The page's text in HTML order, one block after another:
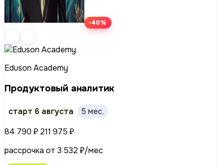
-40%
Eduson Academy
Продуктовый аналитик
старт 6 августа
5 мес.
84 790 ₽ 211 975 ₽
рассрочка от 3 532 ₽/мес